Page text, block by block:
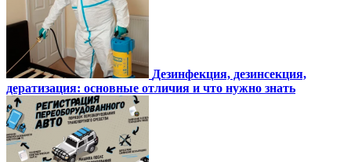
Дезинфекция, дезинсекция,
дератизация: основные отличия и что нужно знать